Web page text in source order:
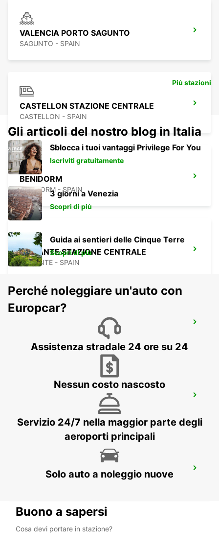
VALENCIA PORTO SAGUNTO
SAGUNTO - SPAIN
CASTELLON STAZIONE CENTRALE
CASTELLON - SPAIN
BENIDORM
BENIDORM - SPAIN
ALICANTE STAZIONE CENTRALE
ALICANTE - SPAIN
ALICANTE AEROPORTO
IBIZA AEROPORTO
Più stazioni
Gli articoli del nostro blog in Italia
Sblocca i tuoi vantaggi Privilege For You
Iscriviti gratuitamente
3 giorni a Venezia
Scopri di più
Guida ai sentieri delle Cinque Terre
Scopri di più
Perché noleggiare un'auto con
Europcar?
Assistenza stradale 24 ore su 24
Nessun costo nascosto
Servizio 24/7 nella maggior parte degli
aeroporti principali
Solo auto a noleggio nuove
Buono a sapersi
Cosa devi portare in stazione?